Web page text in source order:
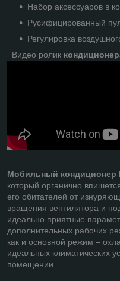
Набор аксессуаров в
Русифицированный
Регулировка
Видео ролик
Мобильный кондиционер
который органично
его обитателей от
вращения вентилятора и
идеально приятные
дополнительных рабочих
как и основной режим –
идеальных климатических
помещении.